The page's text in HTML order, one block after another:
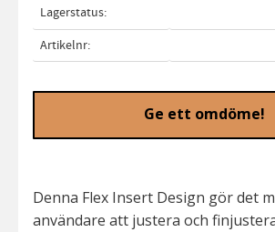
Lagerstatus
Artikelnr
Ge ett omdöme!
Denna Flex Insert Design gör det
användare att justera och